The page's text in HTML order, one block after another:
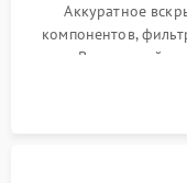
Аккуратное
компонентов,
пыли. Визуальный
материнской